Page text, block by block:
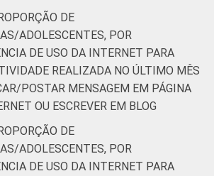
DE
213 usuários de Internet de 11 a 17
usaram a Internet para usar
instantâneas. Respostas
Dados coletados entre outubro
fevereiro de 2015.
- out 2014 / fev 2015
DE
ADOLESCENTES, POR
DE USO DA INTERNET PARA
REALIZADA NO ÚLTIMO MÊS
POSTAR MENSAGEM EM PÁGINA
OU ESCREVER EM BLOG
DE
ADOLESCENTES, POR
DE USO DA INTERNET PARA